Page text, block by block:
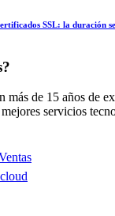
SSL: la duración
más de 15 años de
servicios